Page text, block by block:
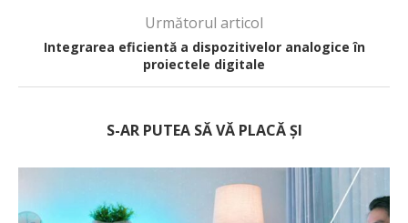
Următorul articol
Integrarea eficientă a dispozitivelor analogice în
proiectele digitale
S-AR PUTEA SĂ VĂ PLACĂ ȘI